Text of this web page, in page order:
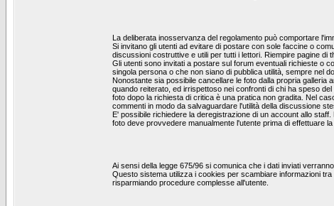
La deliberata inosservanza del regolamento può comportare
Si invitano gli utenti ad evitare di postare con sole faccine o
discussioni costruttive e utili per tutti i lettori. Riempire pagine
Gli utenti sono invitati a postare sul forum eventuali richieste o
singola persona o che non siano di pubblica utilità, sempre nel
Nonostante sia possibile cancellare le foto dalla propria
quando reiterato, ed irrispettoso nei confronti di chi ha speso
foto dopo la richiesta di critica è una pratica non gradita. Nel
commenti in modo da salvaguardare l'utilità della discussione
E' possibile richiedere la deregistrazione di un account allo
foto deve provvedere manualmente l'utente prima di effettuare
Ai sensi della legge 675/96 si comunica che i dati inviati
Questo sistema utilizza i cookies per scambiare informazioni
risparmiando procedure complesse all'utente.